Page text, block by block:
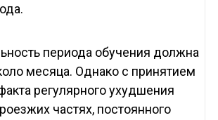
периода обучения должна
месяца. Однако с принятием
регулярного ухудшения
частях, постоянного